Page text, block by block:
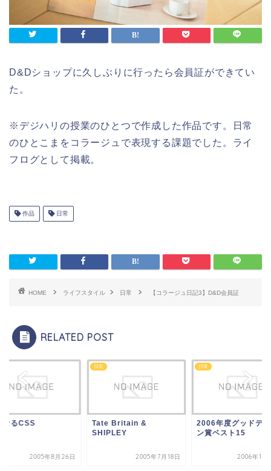
D&Dショップに久しぶりに行ったら会員証ができてい
た。
※デジハリの授業のひとつで作成した作品です。日常
のひとこまをコラージュで表現する課題でした。ライ
フログとして掲載。
作品 日常
HOME ライフスタイル 日常 【コラージュ日記3】D&D会員証
RELATED POST
なるCSS
2005年8月26日
日常
Tate Britain &
SHIPLEY
2005年7月18日
日常
2006年度グッドデ
ン賞ベスト15
2006年10